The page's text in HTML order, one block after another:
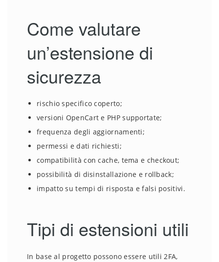
Come valutare
un’estensione di
sicurezza
rischio specifico coperto;
versioni OpenCart e PHP supportate;
frequenza degli aggiornamenti;
permessi e dati richiesti;
compatibilità con cache, tema e checkout;
possibilità di disinstallazione e rollback;
impatto su tempi di risposta e falsi positivi.
Tipi di estensioni utili
In base al progetto possono essere utili 2FA,